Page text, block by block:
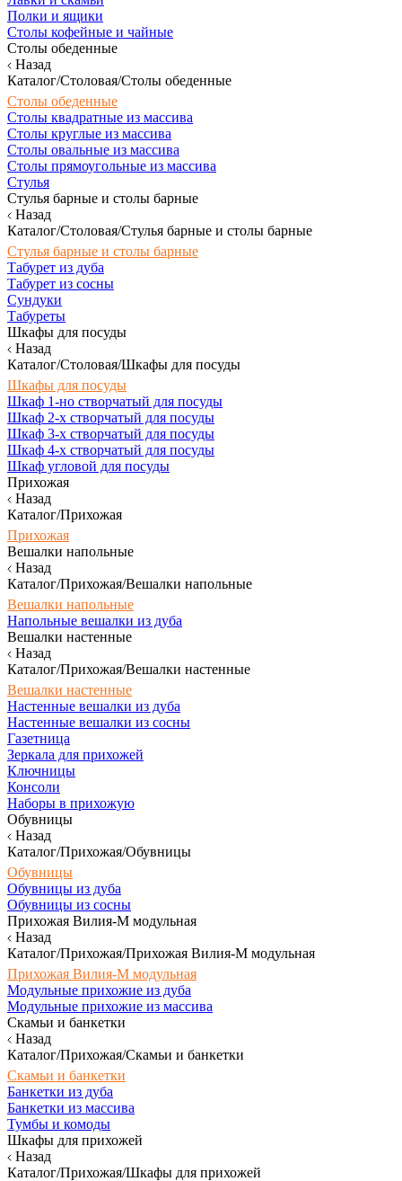
Полки и ящики
Столы кофейные и чайные
Столы обеденные
Назад
Каталог/Столовая/Столы обеденные
Столы обеденные
Столы квадратные из массива
Столы круглые из массива
Столы овальные из массива
Столы прямоугольные из массива
Стулья
Стулья барные и столы барные
Назад
Каталог/Столовая/Стулья барные и столы барные
Стулья барные и столы барные
Табурет из дуба
Табурет из сосны
Сундуки
Табуреты
Шкафы для посуды
Назад
Каталог/Столовая/Шкафы для посуды
Шкафы для посуды
Шкаф 1-но створчатый для посуды
Шкаф 2-х створчатый для посуды
Шкаф 3-х створчатый для посуды
Шкаф 4-х створчатый для посуды
Шкаф угловой для посуды
Прихожая
Назад
Каталог/Прихожая
Прихожая
Вешалки напольные
Назад
Каталог/Прихожая/Вешалки напольные
Вешалки напольные
Напольные вешалки из дуба
Вешалки настенные
Назад
Каталог/Прихожая/Вешалки настенные
Вешалки настенные
Настенные вешалки из дуба
Настенные вешалки из сосны
Газетница
Зеркала для прихожей
Ключницы
Консоли
Наборы в прихожую
Обувницы
Назад
Каталог/Прихожая/Обувницы
Обувницы
Обувницы из дуба
Обувницы из сосны
Прихожая Вилия-М модульная
Назад
Каталог/Прихожая/Прихожая Вилия-М модульная
Прихожая Вилия-М модульная
Модульные прихожие из дуба
Модульные прихожие из массива
Скамьи и банкетки
Назад
Каталог/Прихожая/Скамьи и банкетки
Скамьи и банкетки
Банкетки из дуба
Банкетки из массива
Тумбы и комоды
Шкафы для прихожей
Назад
Каталог/Прихожая/Шкафы для прихожей